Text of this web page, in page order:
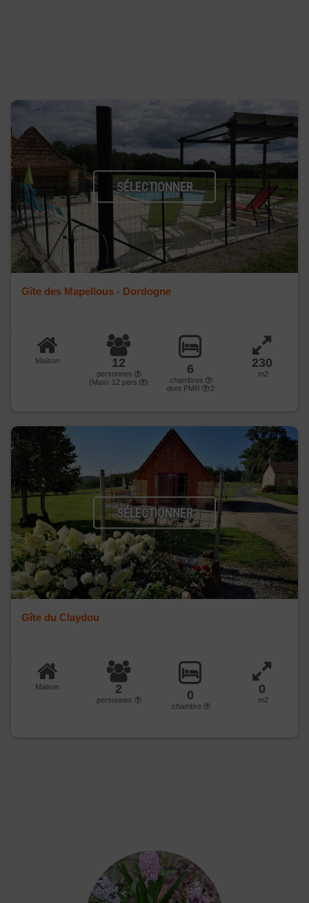
SÉLECTIONNER
Gîte des Mapellous - Dordogne
Maison 12
personnes
(Maxi: 12 pers. )
6
chambres
dont PMR
:2
230
m2
SÉLECTIONNER
Gîte du Claydou
Maison 2
personnes 0
chambre
0
m2